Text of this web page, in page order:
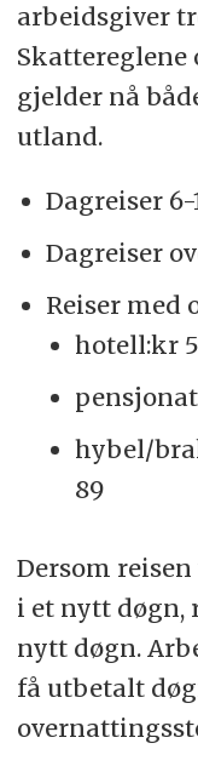
arbeidsgiver
Skattereglene
gjelder nå
utland.
Dagreiser
Dagreiser
Reiser med
hotell:kr
hybel/
89
Dersom
i et nytt døgn,
nytt døgn.
få utbetalt